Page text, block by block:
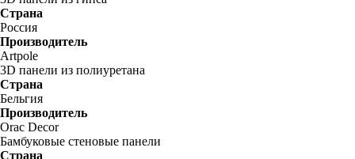
Страна
Россия
Производитель
Artpole
3D панели из полиуретана
Страна
Бельгия
Производитель
Orac Decor
Бамбуковые стеновые панели
Страна